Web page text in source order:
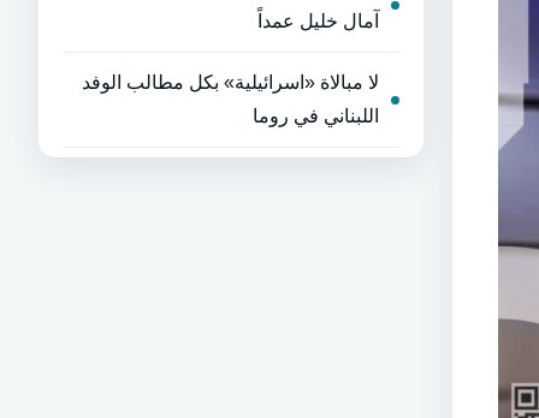
آمال خليل عمداً
لا مبالاة «اسرائيلية» بكل مطالب الوفد
اللبناني في روما